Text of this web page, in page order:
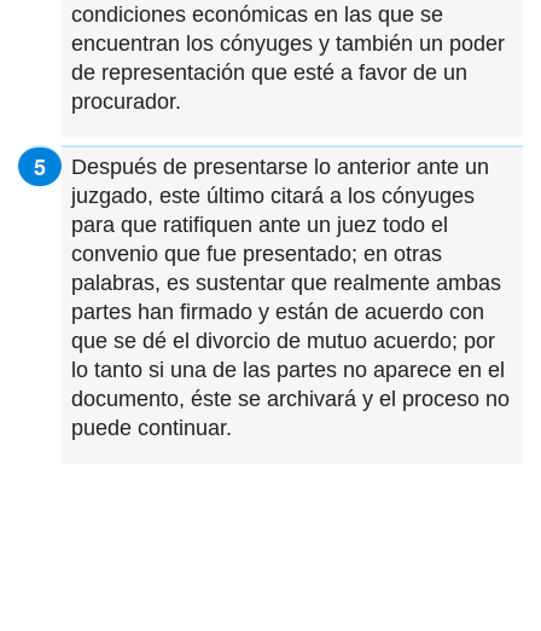
condiciones económicas en las que se
encuentran los cónyuges y también un poder
de representación que esté a favor de un
procurador.
Después de presentarse lo anterior ante un
juzgado, este último citará a los cónyuges
para que ratifiquen ante un juez todo el
convenio que fue presentado; en otras
palabras, es sustentar que realmente ambas
partes han firmado y están de acuerdo con
que se dé el divorcio de mutuo acuerdo; por
lo tanto si una de las partes no aparece en el
documento, éste se archivará y el proceso no
puede continuar.